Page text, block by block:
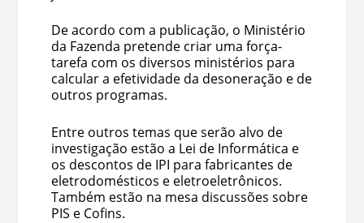
De acordo com a publicação, o Ministério
da Fazenda pretende criar uma força-
tarefa com os diversos ministérios para
calcular a efetividade da desoneração e de
outros programas.
Entre outros temas que serão alvo de
investigação estão a Lei de Informática e
os descontos de IPI para fabricantes de
eletrodomésticos e eletroeletrônicos.
Também estão na mesa discussões sobre
PIS e Cofins.